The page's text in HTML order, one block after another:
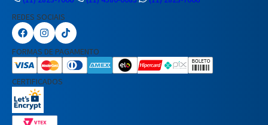
REDES SOCIAIS
FORMAS DE PAGAMENTO
CERTIFICADOS
Nome Completo